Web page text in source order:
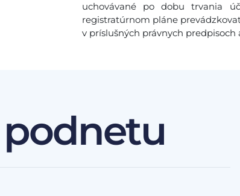
uchovávané po dobu trvania
registratúrnom pláne
v príslušných právnych